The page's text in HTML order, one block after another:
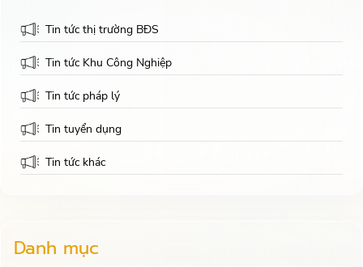
Tin tức thị trường BĐS
Tin tức Khu Công Nghiệp
Tin tức pháp lý
Tin tuyển dụng
Tin tức khác
Danh mục